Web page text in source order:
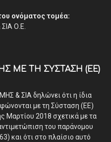
ονόματος τομέα:
Ο.Ε.
ΜΕ ΤΗ ΣΎΣΤΑΣΗ (ΕΕ)
& ΣΙΑ δηλώνει ότι η ίδια
με τη Σύσταση (ΕΕ)
Μαρτίου 2018 σχετικά με τα
του παράνομου
και ότι στο πλαίσιο αυτό